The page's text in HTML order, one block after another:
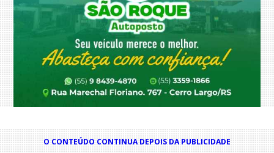
O CONTEÚDO CONTINUA DEPOIS DA PUBLICIDADE